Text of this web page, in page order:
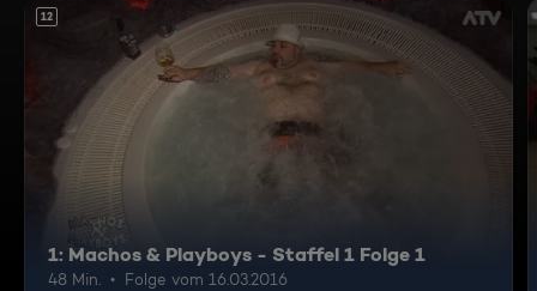
12
1: Machos & Playboys - Staffel 1 Folge 1
48 Min. Folge vom 16.03.2016